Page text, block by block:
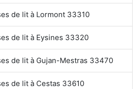
de lit à Lormont 33310
de lit à Eysines 33320
de lit à Gujan-Mestras 33470
de lit à Cestas 33610